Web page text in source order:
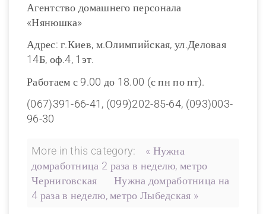
Агентство домашнего персонала
«Нянюшка»
Адрес: г.Киев, м.Олимпийская, ул.Деловая
14Б, оф.4, 1эт.
Работаем с 9.00 до 18.00 (с пн по пт).
(067)391-66-41, (099)202-85-64, (093)003-
96-30
More in this category:
« Нужна
домработница 2 раза в неделю, метро
Черниговская
Нужна домработница на
4 раза в неделю, метро Лыбедская »